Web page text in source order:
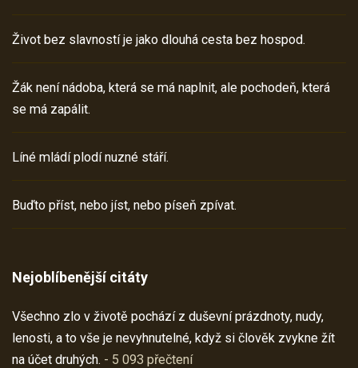
Život bez slavností je jako dlouhá cesta bez hospod.
Žák není nádoba, která se má naplnit, ale pochodeň, která
se má zapálit.
Líné mládí plodí nuzné stáří.
Buďto příst, nebo jíst, nebo píseň zpívat.
Nejoblíbenější citáty
Všechno zlo v životě pochází z duševní prázdnoty, nudy,
lenosti, a to vše je nevyhnutelné, když si člověk zvykne žít
na účet druhých. - 5 093 přečtení